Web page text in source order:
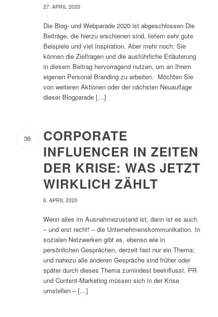
27. APRIL 2020
Die Blog- und Webparade 2020 ist abgeschlossen Die
Beiträge, die hierzu erschienen sind, liefern sehr gute
Beispiele und viel Inspiration. Aber mehr noch: Sie
können die Zielfragen und die ausführliche Erläuterung
in diesem Beitrag hervorragend nutzen, um an Ihrem
eigenen Personal Branding zu arbeiten. Möchten Sie
von weiteren Aktionen oder der nächsten Neuauflage
dieser Blogparade […]
36
CORPORATE
INFLUENCER IN ZEITEN
DER KRISE: WAS JETZT
WIRKLICH ZÄHLT
6. APRIL 2020
Wenn alles im Ausnahmezustand ist, dann ist es auch
– und erst recht! – die Unternehmenskommunikation. In
sozialen Netzwerken gibt es, ebenso wie in
persönlichen Gesprächen, derzeit fast nur ein Thema;
und nahezu alle anderen Gespräche sind früher oder
später durch dieses Thema zumindest beeinflusst. PR
und Content-Marketing müssen sich in der Krise
umstellen – […]